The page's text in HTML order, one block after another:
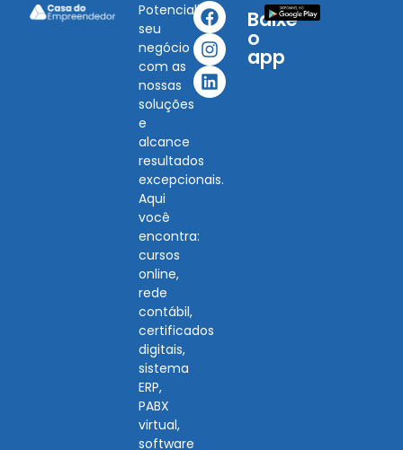
Potencialize
seu
negócio
com as
nossas
soluções
e
alcance
resultados
excepcionais.
Aqui
você
encontra:
cursos
online,
rede
contábil,
certificados
digitais,
sistema
ERP,
PABX
virtual,
software
Baixe
o
app